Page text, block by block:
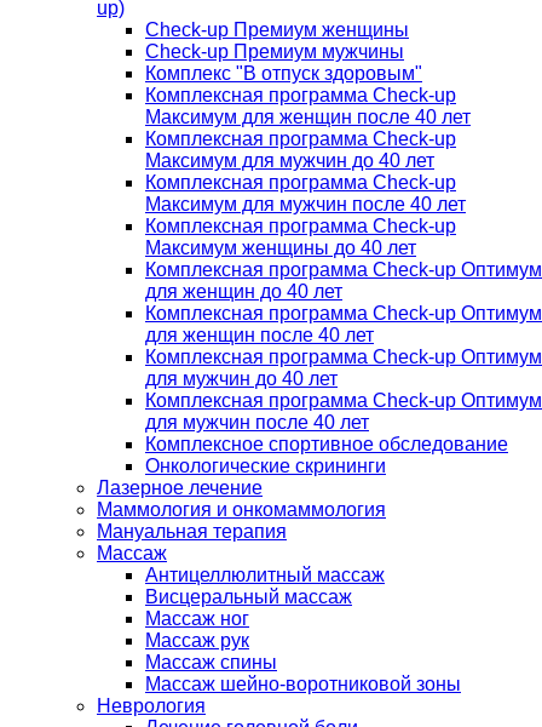
up)
Check-up Премиум женщины
Check-up Премиум мужчины
Комплекс "В отпуск здоровым"
Комплексная программа Check-up
Максимум для женщин после 40 лет
Комплексная программа Check-up
Максимум для мужчин до 40 лет
Комплексная программа Check-up
Максимум для мужчин после 40 лет
Комплексная программа Check-up
Максимум женщины до 40 лет
Комплексная программа Check-up Оптимум
для женщин до 40 лет
Комплексная программа Check-up Оптимум
для женщин после 40 лет
Комплексная программа Check-up Оптимум
для мужчин до 40 лет
Комплексная программа Check-up Оптимум
для мужчин после 40 лет
Комплексное спортивное обследование
Онкологические скрининги
Лазерное лечение
Маммология и онкомаммология
Мануальная терапия
Массаж
Антицеллюлитный массаж
Висцеральный массаж
Массаж ног
Массаж рук
Массаж спины
Массаж шейно-воротниковой зоны
Неврология